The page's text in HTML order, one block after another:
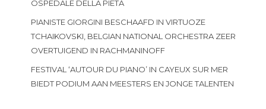
OSPEDALE DELLA PIETÀ
PIANISTE GIORGINI BESCHAAFD IN VIRTUOZE
TCHAIKOVSKI, BELGIAN NATIONAL ORCHESTRA ZEER
OVERTUIGEND IN RACHMANINOFF
FESTIVAL ‘AUTOUR DU PIANO’ IN CAYEUX SUR MER
BIEDT PODIUM AAN MEESTERS EN JONGE TALENTEN